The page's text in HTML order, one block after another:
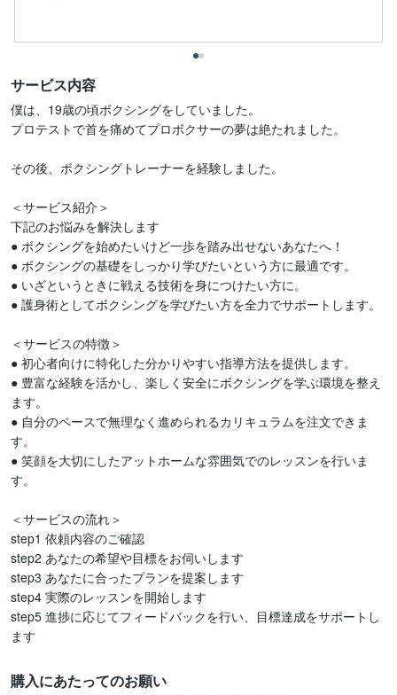
サービス内容
僕は、19歳の頃ボクシングをしていました。
プロテストで首を痛めてプロボクサーの夢は絶たれました。
その後、ボクシングトレーナーを経験しました。
＜サービス紹介＞
下記のお悩みを解決します
● ボクシングを始めたいけど一歩を踏み出せないあなたへ！
● ボクシングの基礎をしっかり学びたいという方に最適です。
● いざというときに戦える技術を身につけたい方に。
● 護身術としてボクシングを学びたい方を全力でサポートします。
＜サービスの特徴＞
● 初心者向けに特化した分かりやすい指導方法を提供します。
● 豊富な経験を活かし、楽しく安全にボクシングを学ぶ環境を整え
ます。
● 自分のペースで無理なく進められるカリキュラムを注文できま
す。
● 笑顔を大切にしたアットホームな雰囲気でのレッスンを行いま
す。
＜サービスの流れ＞
step1 依頼内容のご確認
step2 あなたの希望や目標をお伺いします
step3 あなたに合ったプランを提案します
step4 実際のレッスンを開始します
step5 進捗に応じてフィードバックを行い、目標達成をサポートし
ます
購入にあたってのお願い